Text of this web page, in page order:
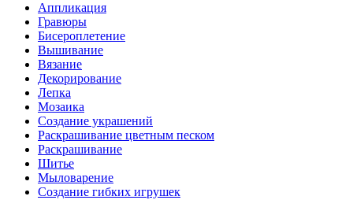
Аппликация
Гравюры
Бисероплетение
Вышивание
Вязание
Декорирование
Лепка
Мозаика
Создание украшений
Раскрашивание цветным песком
Раскрашивание
Шитье
Мыловарение
Создание гибких игрушек